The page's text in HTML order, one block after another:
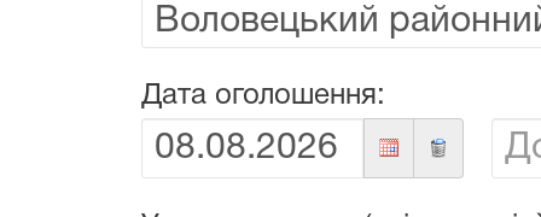
Дата оголошення:
Від:
До: